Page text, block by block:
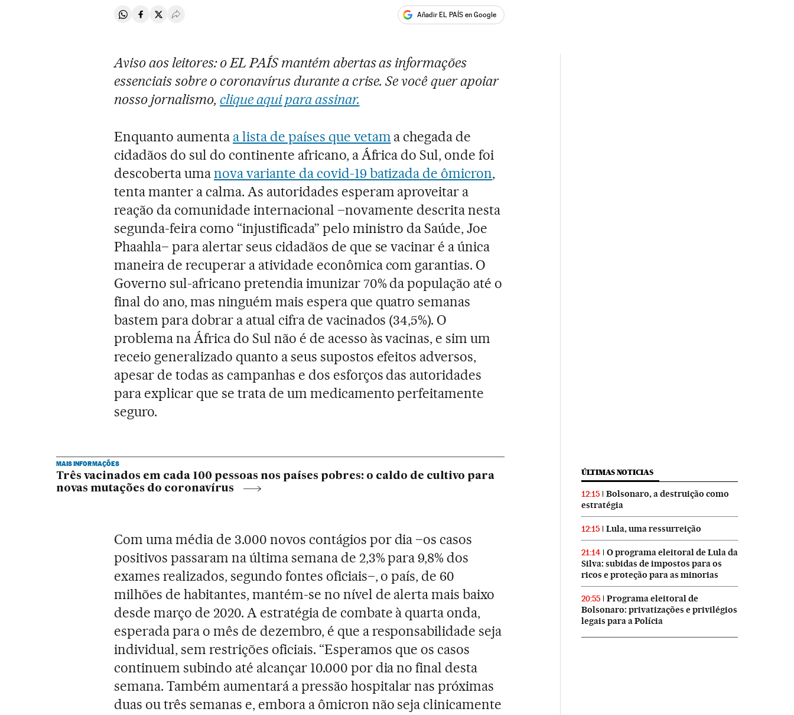
Compartir en Whatsapp
Compartir en Facebook
Compartir en Twitter
Desplegar Redes Sociales Añadir EL PAÍS en Google
Aviso aos leitores: o EL PAÍS mantém abertas as informações
essenciais sobre o coronavírus durante a crise. Se você quer apoiar
nosso jornalismo, clique aqui para assinar.
Enquanto aumenta a lista de países que vetam a chegada de
cidadãos do sul do continente africano, a África do Sul, onde foi
descoberta umanova variante da covid-19 batizada de ômicron,
tenta manter a calma. As autoridades esperam aproveitar a
reação da comunidade internacional –novamente descrita nesta
segunda-feira como “injustificada” pelo ministro da Saúde, Joe
Phaahla– para alertar seus cidadãos de que se vacinar é a única
maneira de recuperar a atividade econômica com garantias. O
Governo sul-africano pretendia imunizar 70% da população até o
final do ano, mas ninguém mais espera que quatro semanas
bastem para dobrar a atual cifra de vacinados (34,5%). O
problema na África do Sul não é de acesso às vacinas, e sim um
receio generalizado quanto a seus supostos efeitos adversos,
apesar de todas as campanhas e dos esforços das autoridades
para explicar que se trata de um medicamento perfeitamente
seguro.
MAIS INFORMAÇÕES
Três vacinados em cada 100 pessoas nos países pobres: o caldo de cultivo para
novas mutações do coronavírus
Com uma média de 3.000 novos contágios por dia –os casos
positivos passaram na última semana de 2,3% para 9,8% dos
exames realizados, segundo fontes oficiais–, o país, de 60
milhões de habitantes, mantém-se no nível de alerta mais baixo
desde março de 2020. A estratégia de combate à quarta onda,
esperada para o mês de dezembro, é que a responsabilidade seja
individual, sem restrições oficiais. “Esperamos que os casos
continuem subindo até alcançar 10.000 por dia no final desta
semana. Também aumentará a pressão hospitalar nas próximas
duas ou três semanas e, embora a ômicron não seja clinicamente
ÚLTIMAS NOTICIAS
12:15
Bolsonaro, a destruição como
estratégia
12:15 Lula, uma ressurreição
21:14
O programa eleitoral de Lula da
Silva: subidas de impostos para os
ricos e proteção para as minorias
20:55
Programa eleitoral de
Bolsonaro: privatizações e privilégios
legais para a Polícia